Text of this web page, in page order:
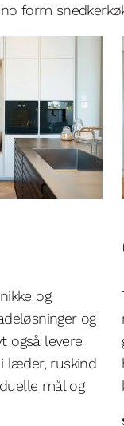
form
og
og
også levere
læder, ruskind
mål og